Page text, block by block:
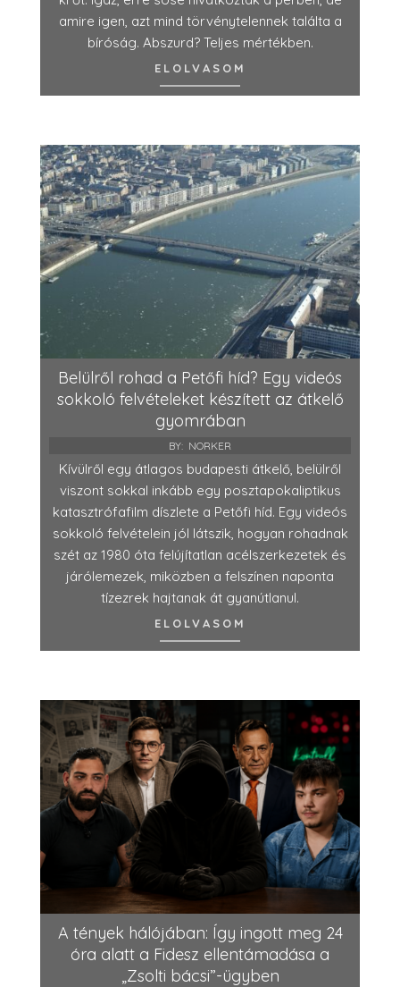
amire igen, azt mind törvénytelennek találta a
bíróság. Abszurd? Teljes mértékben.
ELOLVASOM
Belülről rohad a Petőfi híd? Egy videós
sokkoló felvételeket készített az átkelő
gyomrában
BY: NORKER
Kívülről egy átlagos budapesti átkelő, belülről
viszont sokkal inkább egy posztapokaliptikus
katasztrófafilm díszlete a Petőfi híd. Egy videós
sokkoló felvételein jól látszik, hogyan rohadnak
szét az 1980 óta felújítatlan acélszerkezetek és
járólemezek, miközben a felszínen naponta
tízezrek hajtanak át gyanútlanul.
ELOLVASOM
A tények hálójában: Így ingott meg 24
óra alatt a Fidesz ellentámadása a
„Zsolti bácsi”-ügyben